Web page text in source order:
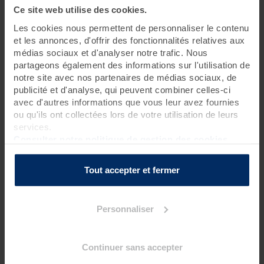
Ce site web utilise des cookies.
Les cookies nous permettent de personnaliser le contenu
et les annonces, d'offrir des fonctionnalités relatives aux
médias sociaux et d'analyser notre trafic. Nous
partageons également des informations sur l'utilisation de
notre site avec nos partenaires de médias sociaux, de
publicité et d'analyse, qui peuvent combiner celles-ci
avec d'autres informations que vous leur avez fournies
ou qu'ils ont collectées lors de votre utilisation de leurs
services.
Tout accepter et fermer
Personnaliser
Continuer sans accepter
2 jours • 4 soins
Head spa japonais premium,massage visage kobido, séance
LED etbain hydromassant… Avec cette escapade relaxante
composée de 4 soins et dédiée à la beauté du visage et des
cheveux, Valdys promet une expérience de bien-être mental
et physique incroyable !
Programme des soins
1 Head Spa japonais premium - soin et massage du cuir